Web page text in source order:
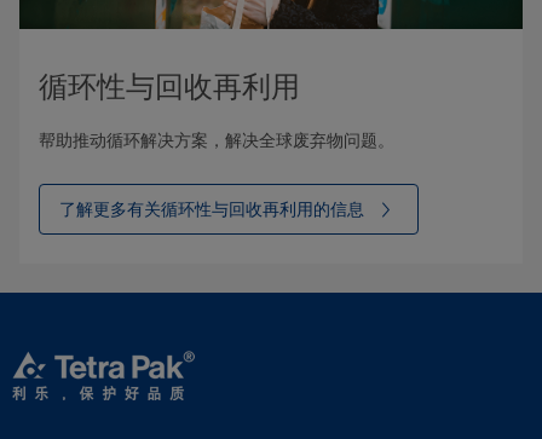
循环性与回收再利用
帮助推动循环解决方案，解决全球废弃物问题。
了解更多有关循环性与回收再利用的信息